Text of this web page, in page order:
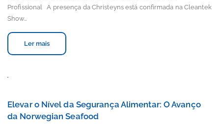
Profissional A presença da Christeyns está confirmada na Cleantek
Show…
Ler mais
Elevar o Nível da Segurança Alimentar: O Avanço
da Norwegian Seafood